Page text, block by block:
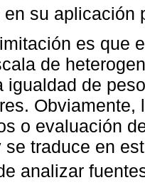
su aplicación
es que
de
igualdad de
o evaluación
se traduce en
analizar